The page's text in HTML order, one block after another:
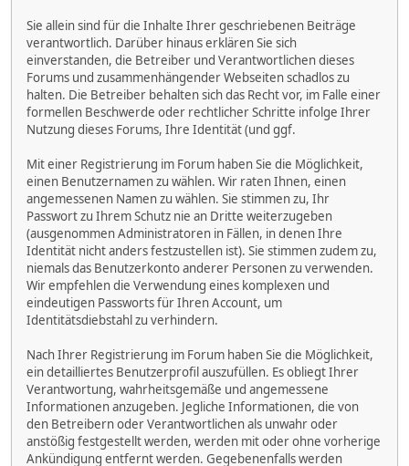
Sie allein sind für die Inhalte Ihrer geschriebenen Beiträge
verantwortlich. Darüber hinaus erklären Sie sich
einverstanden, die Betreiber und Verantwortlichen dieses
Forums und zusammenhängender Webseiten schadlos zu
halten. Die Betreiber behalten sich das Recht vor, im Falle einer
formellen Beschwerde oder rechtlicher Schritte infolge Ihrer
Nutzung dieses Forums, Ihre Identität (und ggf.
Mit einer Registrierung im Forum haben Sie die Möglichkeit,
einen Benutzernamen zu wählen. Wir raten Ihnen, einen
angemessenen Namen zu wählen. Sie stimmen zu, Ihr
Passwort zu Ihrem Schutz nie an Dritte weiterzugeben
(ausgenommen Administratoren in Fällen, in denen Ihre
Identität nicht anders festzustellen ist). Sie stimmen zudem zu,
niemals das Benutzerkonto anderer Personen zu verwenden.
Wir empfehlen die Verwendung eines komplexen und
eindeutigen Passworts für Ihren Account, um
Identitätsdiebstahl zu verhindern.
Nach Ihrer Registrierung im Forum haben Sie die Möglichkeit,
ein detailliertes Benutzerprofil auszufüllen. Es obliegt Ihrer
Verantwortung, wahrheitsgemäße und angemessene
Informationen anzugeben. Jegliche Informationen, die von
den Betreibern oder Verantwortlichen als unwahr oder
anstößig festgestellt werden, werden mit oder ohne vorherige
Ankündigung entfernt werden. Gegebenenfalls werden